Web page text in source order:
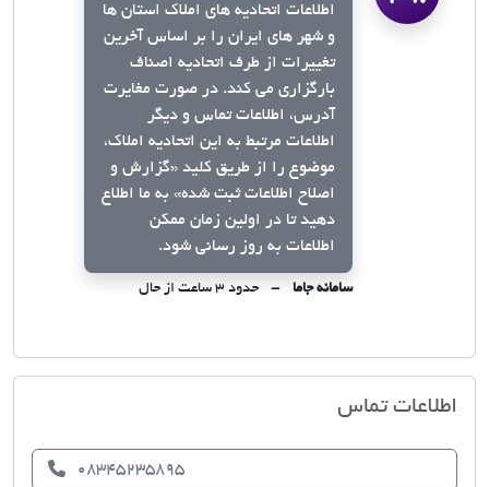
اطلاعات اتحادیه های املاک استان ها
و شهر های ایران را بر اساس آخرین
تغییرات از طرف اتحادیه اصناف
بارگزاری می کند. در صورت مغایرت
آدرس، اطلاعات تماس و دیگر
اطلاعات مرتبط به این اتحادیه املاک،
موضوع را از طریق کلید «گزارش و
اصلاح اطلاعات ثبت شده» به ما اطلاع
دهید تا در اولین زمان ممکن
اطلاعات به روز رسانی شود.
سامانه جاما حدود ۳ ساعت از حال
اطلاعات تماس
08345235895